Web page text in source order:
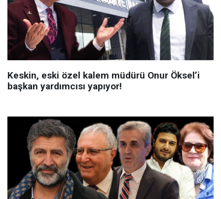
Keskin, eski özel kalem müdürü Onur Öksel’i
başkan yardımcısı yapıyor!